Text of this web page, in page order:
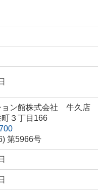
ョン館株式会社 牛久店
３丁目166
第5966号